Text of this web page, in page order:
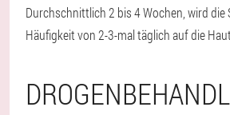
Durchschnittlich 2 bis 4 Wochen, wird die
Häufigkeit von 2-3-mal täglich auf die